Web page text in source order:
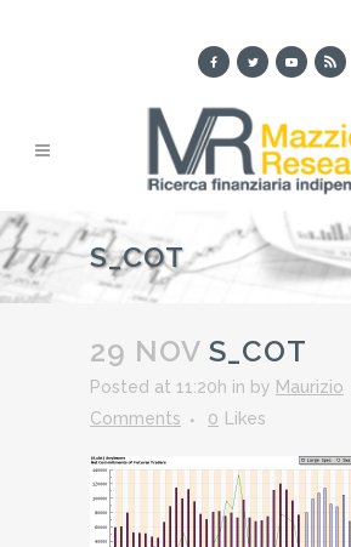
S_COT
29 NOV S_COT
Posted at 11:20h in by Maurizio
Comments
0 Likes